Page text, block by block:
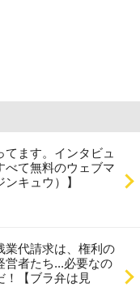
ます。インタビュ
べて無料のウェブマ
キュウ）】
業代請求は、権利の
営者たち...必要なの
！【ブラ弁は見